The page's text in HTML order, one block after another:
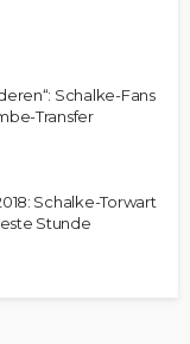
Schalke-Fans
Transfer
Schalke-Torwart
Stunde